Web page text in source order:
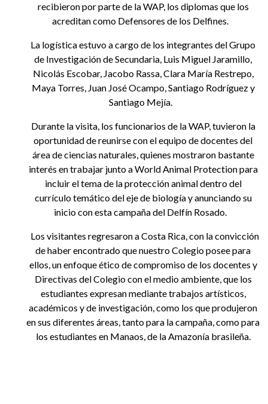
recibieron por parte de la WAP, los diplomas que los
acreditan como Defensores de los Delfines.
La logística estuvo a cargo de los integrantes del Grupo
de Investigación de Secundaria, Luis Miguel Jaramillo,
Nicolás Escobar, Jacobo Rassa, Clara María Restrepo,
Maya Torres, Juan José Ocampo, Santiago Rodríguez y
Santiago Mejía.
Durante la visita, los funcionarios de la WAP, tuvieron la
oportunidad de reunirse con el equipo de docentes del
área de ciencias naturales, quienes mostraron bastante
interés en trabajar junto a World Animal Protection para
incluir el tema de la protección animal dentro del
currículo temático del eje de biología y anunciando su
inicio con esta campaña del Delfín Rosado.
Los visitantes regresaron a Costa Rica, con la convicción
de haber encontrado que nuestro Colegio posee para
ellos, un enfoque ético de compromiso de los docentes y
Directivas del Colegio con el medio ambiente, que los
estudiantes expresan mediante trabajos artísticos,
académicos y de investigación, como los que produjeron
en sus diferentes áreas, tanto para la campaña, como para
los estudiantes en Manaos, de la Amazonía brasileña.